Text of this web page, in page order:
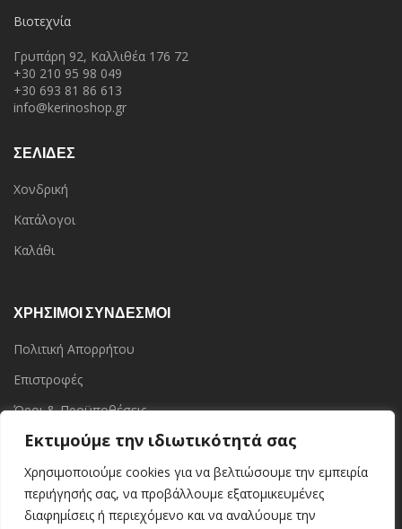
Εκτιμούμε την ιδιωτικότητά σας
Χρησιμοποιούμε cookies για να βελτιώσουμε την εμπειρία
περιήγησής σας, να προβάλλουμε εξατομικευμένες
διαφημίσεις ή περιεχόμενο και να αναλύουμε την
Βιοτεχνία
Γρυπάρη 92, Καλλιθέα 176 72
+30 210 95 98 049
+30 693 81 86 613
info@kerinoshop.gr
ΣΕΛΙΔΕΣ
Χονδρική
Κατάλογοι
Καλάθι
ΧΡΗΣΙΜΟΙ ΣΥΝΔΕΣΜΟΙ
Πολιτική Απορρήτου
Επιστροφές
Όροι & Προϋποθέσεις
Επικοινωνία
Τα Καταστήματα